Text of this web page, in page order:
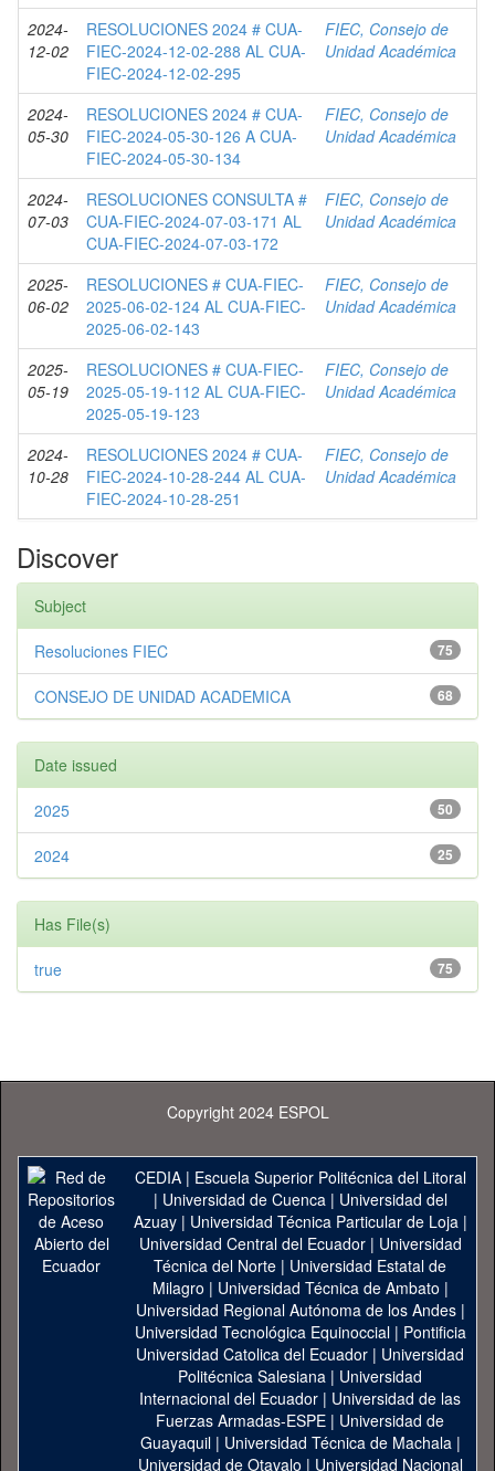
2024-
12-02
RESOLUCIONES 2024 # CUA-
FIEC-2024-12-02-288 AL CUA-
FIEC-2024-12-02-295
FIEC, Consejo de
Unidad Académica
2024-
05-30
RESOLUCIONES 2024 # CUA-
FIEC-2024-05-30-126 A CUA-
FIEC-2024-05-30-134
FIEC, Consejo de
Unidad Académica
2024-
07-03
RESOLUCIONES CONSULTA #
CUA-FIEC-2024-07-03-171 AL
CUA-FIEC-2024-07-03-172
FIEC, Consejo de
Unidad Académica
2025-
06-02
RESOLUCIONES # CUA-FIEC-
2025-06-02-124 AL CUA-FIEC-
2025-06-02-143
FIEC, Consejo de
Unidad Académica
2025-
05-19
RESOLUCIONES # CUA-FIEC-
2025-05-19-112 AL CUA-FIEC-
2025-05-19-123
FIEC, Consejo de
Unidad Académica
2024-
10-28
RESOLUCIONES 2024 # CUA-
FIEC-2024-10-28-244 AL CUA-
FIEC-2024-10-28-251
FIEC, Consejo de
Unidad Académica
Discover
Subject
75
Resoluciones FIEC
68
CONSEJO DE UNIDAD ACADEMICA
Date issued
50
2025
25
2024
Has File(s)
75
true
Copyright 2024 ESPOL
CEDIA| Escuela Superior Politécnica del Litoral
| Universidad de Cuenca| Universidad del
Azuay| Universidad Técnica Particular de Loja|
Universidad Central del Ecuador| Universidad
Técnica del Norte | Universidad Estatal de
Milagro | Universidad Técnica de Ambato |
Universidad Regional Autónoma de los Andes|
Universidad Tecnológica Equinoccial| Pontificia
Universidad Catolica del Ecuador | Universidad
Politécnica Salesiana | Universidad
Internacional del Ecuador | Universidad de las
Fuerzas Armadas-ESPE | Universidad de
Guayaquil| Universidad Técnica de Machala|
Universidad de Otavalo | Universidad Nacional